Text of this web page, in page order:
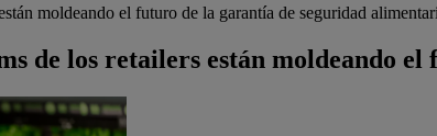
moldeando el futuro de la garantía de seguridad
de los retailers están moldeando